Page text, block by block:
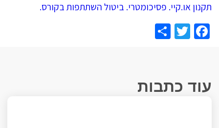
תקנון או.קיי. פסיכומטרי. ביטול השתתפות בקורס.
Facebook
Twitter
עוד כתבות